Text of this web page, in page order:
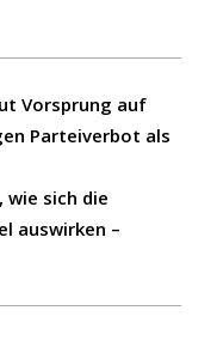
Vorsprung auf
Parteiverbot als
wie sich die
auswirken –